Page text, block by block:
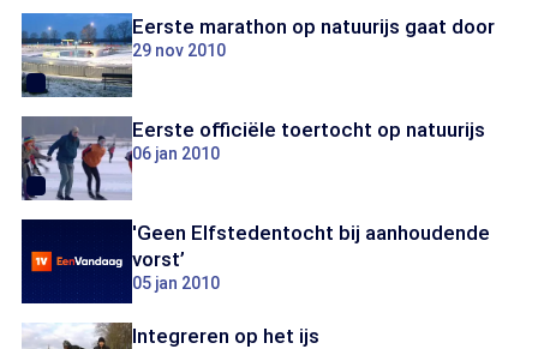
Eerste marathon op natuurijs gaat door
29 nov 2010
Eerste officiële toertocht op natuurijs
06 jan 2010
'Geen Elfstedentocht bij aanhoudende
vorst’
05 jan 2010
Integreren op het ijs